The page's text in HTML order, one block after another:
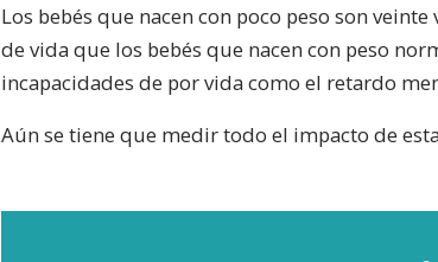
Los bebés que nacen con poco peso son
de vida que los bebés que nacen con peso
incapacidades de por vida como el retardo
Aún se tiene que medir todo el impacto de